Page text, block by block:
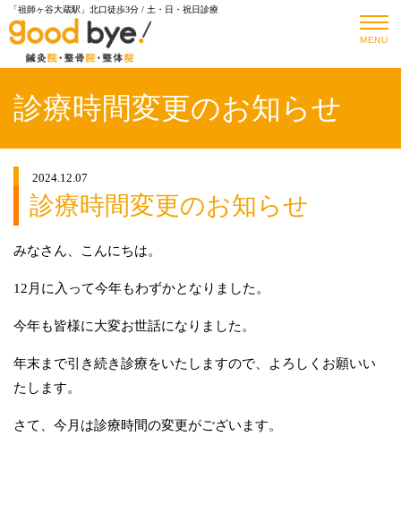
「祖師ヶ谷大蔵駅」北口徒歩3分 / 土・日・祝日診療
MENU
診療時間変更のお知らせ
2024.12.07
診療時間変更のお知らせ
みなさん、こんにちは。
12月に入って今年もわずかとなりました。
今年も皆様に大変お世話になりました。
年末まで引き続き診療をいたしますので、よろしくお願いい
たします。
さて、今月は診療時間の変更がございます。